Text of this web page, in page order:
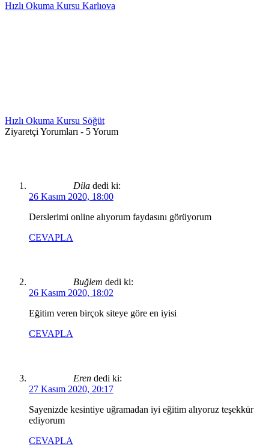
Hızlı Okuma Kursu Karlıova
Hızlı Okuma Kursu Söğüt
Ziyaretçi Yorumları - 5 Yorum
Dila dedi ki:
26 Kasım 2020, 18:00
Derslerimi online alıyorum faydasını görüyorum
CEVAPLA
Buğlem dedi ki:
26 Kasım 2020, 18:02
Eğitim veren birçok siteye göre en iyisi
CEVAPLA
Eren dedi ki:
27 Kasım 2020, 20:17
Sayenizde kesintiye uğramadan iyi eğitim alıyoruz teşekkür
ediyorum
CEVAPLA